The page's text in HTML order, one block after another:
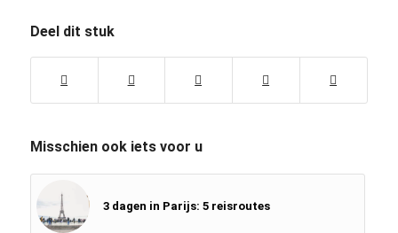
Deel dit stuk
Misschien ook iets voor u
3 dagen in Parijs: 5 reisroutes